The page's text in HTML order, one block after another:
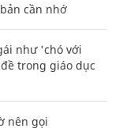
cần nhớ
như 'chó với
trong giáo dục
nên gọi